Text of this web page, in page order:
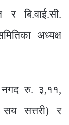
र बि.वाई.सी.
अध्यक्ष
नगद रु. ३,११,
सत्तरी) र